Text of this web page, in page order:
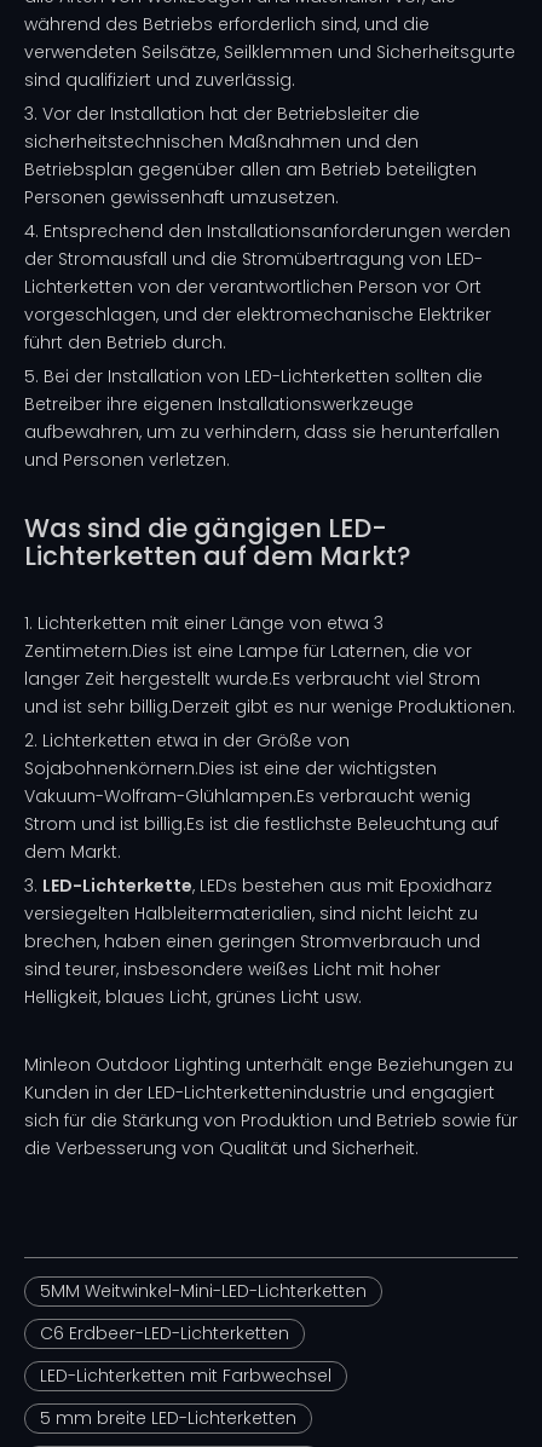
während des Betriebs erforderlich sind, und die
verwendeten Seilsätze, Seilklemmen und Sicherheitsgurte
sind qualifiziert und zuverlässig.
3. Vor der Installation hat der Betriebsleiter die
sicherheitstechnischen Maßnahmen und den
Betriebsplan gegenüber allen am Betrieb beteiligten
Personen gewissenhaft umzusetzen.
4. Entsprechend den Installationsanforderungen werden
der Stromausfall und die Stromübertragung von LED-
Lichterketten von der verantwortlichen Person vor Ort
vorgeschlagen, und der elektromechanische Elektriker
führt den Betrieb durch.
5. Bei der Installation von LED-Lichterketten sollten die
Betreiber ihre eigenen Installationswerkzeuge
aufbewahren, um zu verhindern, dass sie herunterfallen
und Personen verletzen.
Was sind die gängigen LED-
Lichterketten auf dem Markt?
1. Lichterketten mit einer Länge von etwa 3
Zentimetern.Dies ist eine Lampe für Laternen, die vor
langer Zeit hergestellt wurde.Es verbraucht viel Strom
und ist sehr billig.Derzeit gibt es nur wenige Produktionen.
2. Lichterketten etwa in der Größe von
Sojabohnenkörnern.Dies ist eine der wichtigsten
Vakuum-Wolfram-Glühlampen.Es verbraucht wenig
Strom und ist billig.Es ist die festlichste Beleuchtung auf
dem Markt.
3. LED-Lichterkette, LEDs bestehen aus mit Epoxidharz
versiegelten Halbleitermaterialien, sind nicht leicht zu
brechen, haben einen geringen Stromverbrauch und
sind teurer, insbesondere weißes Licht mit hoher
Helligkeit, blaues Licht, grünes Licht usw.
Minleon Outdoor Lighting unterhält enge Beziehungen zu
Kunden in der LED-Lichterkettenindustrie und engagiert
sich für die Stärkung von Produktion und Betrieb sowie für
die Verbesserung von Qualität und Sicherheit.
5MM Weitwinkel-Mini-LED-Lichterketten
C6 Erdbeer-LED-Lichterketten
LED-Lichterketten mit Farbwechsel
5 mm breite LED-Lichterketten